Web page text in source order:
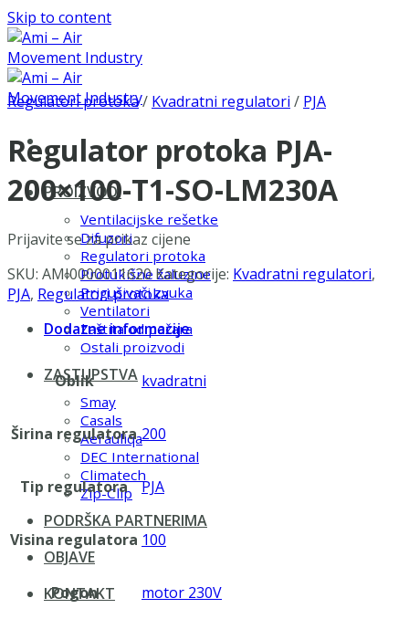
Skip to content
PROIZVODI
Ventilacijske rešetke
Difuzori
Regulatori protoka
Protukišne žaluzine
Prigušivači zvuka
Ventilatori
Zaštita od požara
Ostali proizvodi
ZASTUPSTVA
Smay
Casals
Aerauliqa
DEC International
Climatech
Zip-Clip
PODRŠKA PARTNERIMA
OBJAVE
KONTAKT
Regulatori protoka/ Kvadratni regulatori / PJA
Regulator protoka PJA-
200×100-T1-SO-LM230A
Prijavite se za prikaz cijene
SKU: AMI0000011620 Kategorije: Kvadratni regulatori,
PJA, Regulatori protoka
Dodatne informacije
Oblik kvadratni
Širina regulatora 200
Tip regulatora PJA
Visina regulatora 100
Pogon motor 230V